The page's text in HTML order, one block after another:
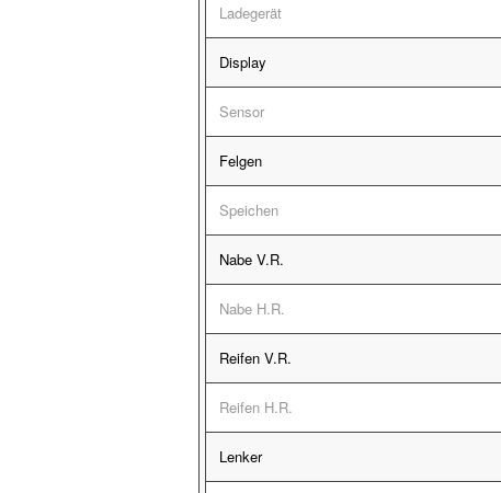
Ladegerät
Display
Sensor
Felgen
Speichen
Nabe V.R.
Nabe H.R.
Reifen V.R.
Reifen H.R.
Lenker